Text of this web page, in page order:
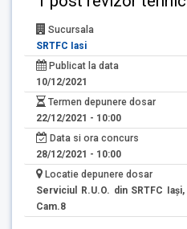
Sucursala
SRTFC Iasi
Publicat la data
10/12/2021
Termen depunere dosar
22/12/2021 - 10:00
Data si ora concurs
28/12/2021 - 10:00
Locatie depunere dosar
Serviciul R.U.O. din SRTFC
Cam.8